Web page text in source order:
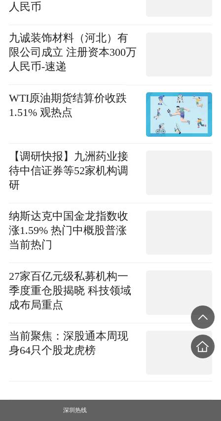
人民币
九诚装饰材料（河北）有
限公司成立 注册资本300万
人民币-速递
WTI原油期货结算价收跌
1.51% 观热点
【调研快报】九洲药业接
待中信证券等52家机构调
研
纳斯达克中国金龙指数收
涨1.59% 热门中概股普涨
当前热门
27家百亿元级私募机构一
季度重仓股揭晓 科技领域
成布局重点
当前聚焦：深股通本周现
身64只个股龙虎榜
深圳热线